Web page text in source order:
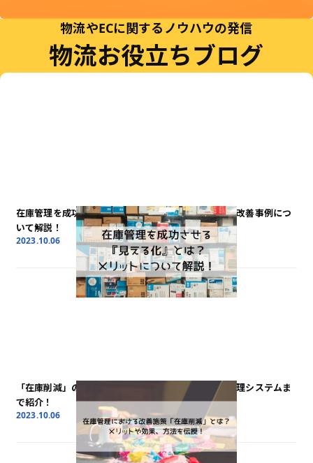
物流お役立ちブログ
物流やECに関するノウハウの発信
在庫管理を成功させる『見える化』とは？メリットや改善事例につ
いて解説！
2023.10.06
「在庫削減」のメリットや方法は？おすすめの在庫管理システムま
で紹介！
2023.10.06